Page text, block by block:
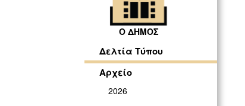
Ο ΔΗΜΟΣ
Δελτία Τύπου
Αρχείο
2026